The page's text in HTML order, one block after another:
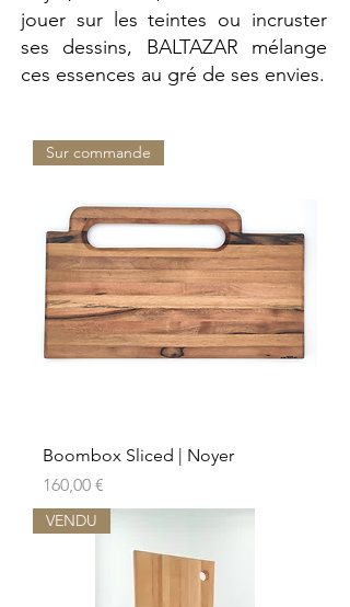
jouer sur les teintes ou incruster
ses dessins, BALTAZAR mélange
ces essences au gré de ses envies.
Sur commande
Boombox Sliced | Noyer
Prix
160,00 €
VENDU